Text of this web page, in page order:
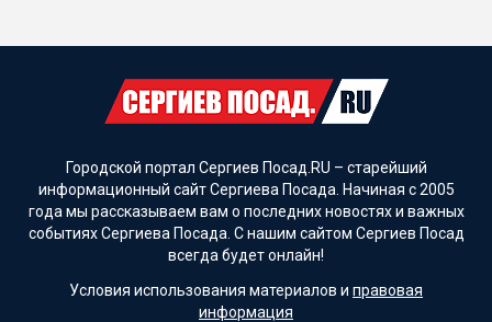
Городской портал Сергиев Посад.RU – старейший
информационный сайт Сергиева Посада. Начиная с 2005
года мы рассказываем вам о последних новостях и важных
событиях Сергиева Посада. С нашим сайтом Сергиев Посад
всегда будет онлайн!
Условия использования материалов и правовая
информация